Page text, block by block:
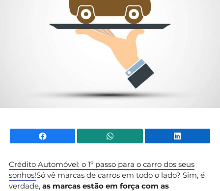
Facebook WhatsApp
Crédito Automóvel: o 1º passo para o carro dos seus
sonhos!Só vê marcas de carros em todo o lado? Sim, é
verdade, as marcas estão em força com as